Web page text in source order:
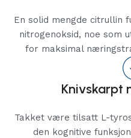
En solid mengde citrullin
nitrogenoksid, noe som
for maksimal
Knivskarpt
Takket være tilsatt L-
den kognitive